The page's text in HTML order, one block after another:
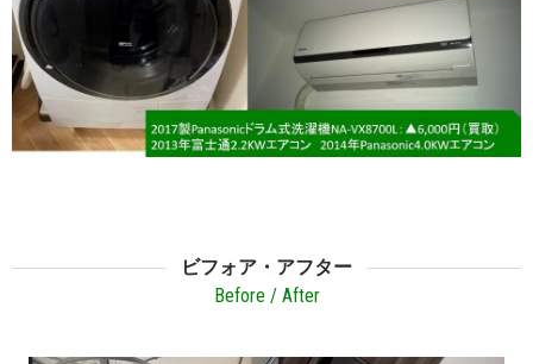
ビフォア・アフター
Before / After